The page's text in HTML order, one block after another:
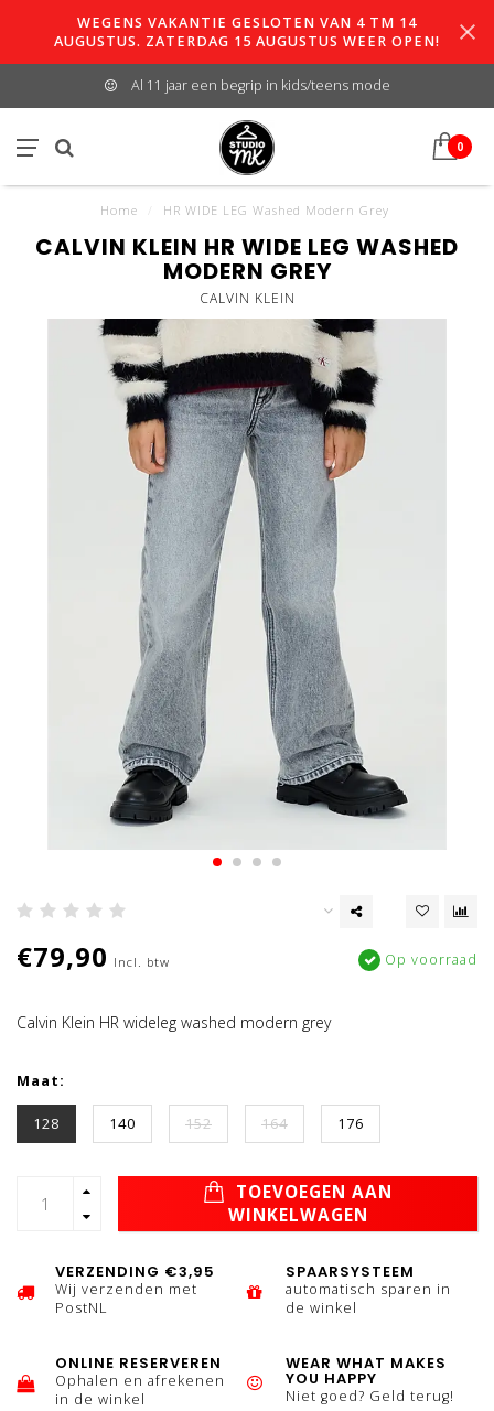
WEGENS VAKANTIE GESLOTEN VAN 4 TM 14
AUGUSTUS. ZATERDAG 15 AUGUSTUS WEER OPEN!
Al 11 jaar een begrip in kids/teens mode
0
Home HR WIDE LEG Washed Modern Grey
CALVIN KLEIN HR WIDE LEG WASHED
MODERN GREY
CALVIN KLEIN
€79,90 Incl. btw Op voorraad
Calvin Klein HR wideleg washed modern grey
Maat:
128 140 152 164 176
TOEVOEGEN AAN
WINKELWAGEN
VERZENDING €3,95
Wij verzenden met
PostNL
SPAARSYSTEEM
automatisch sparen in
de winkel
ONLINE RESERVEREN
Ophalen en afrekenen
in de winkel
WEAR WHAT MAKES
YOU HAPPY
Niet goed? Geld terug!